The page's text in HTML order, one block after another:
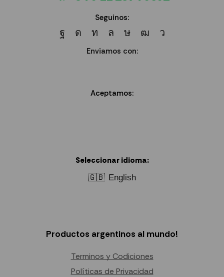
Seguinos:
Enviamos con:
Aceptamos:
Seleccionar idioma:
🇬🇧 English
Productos argentinos al mundo!
Terminos y Codiciones
Políticas de Privacidad